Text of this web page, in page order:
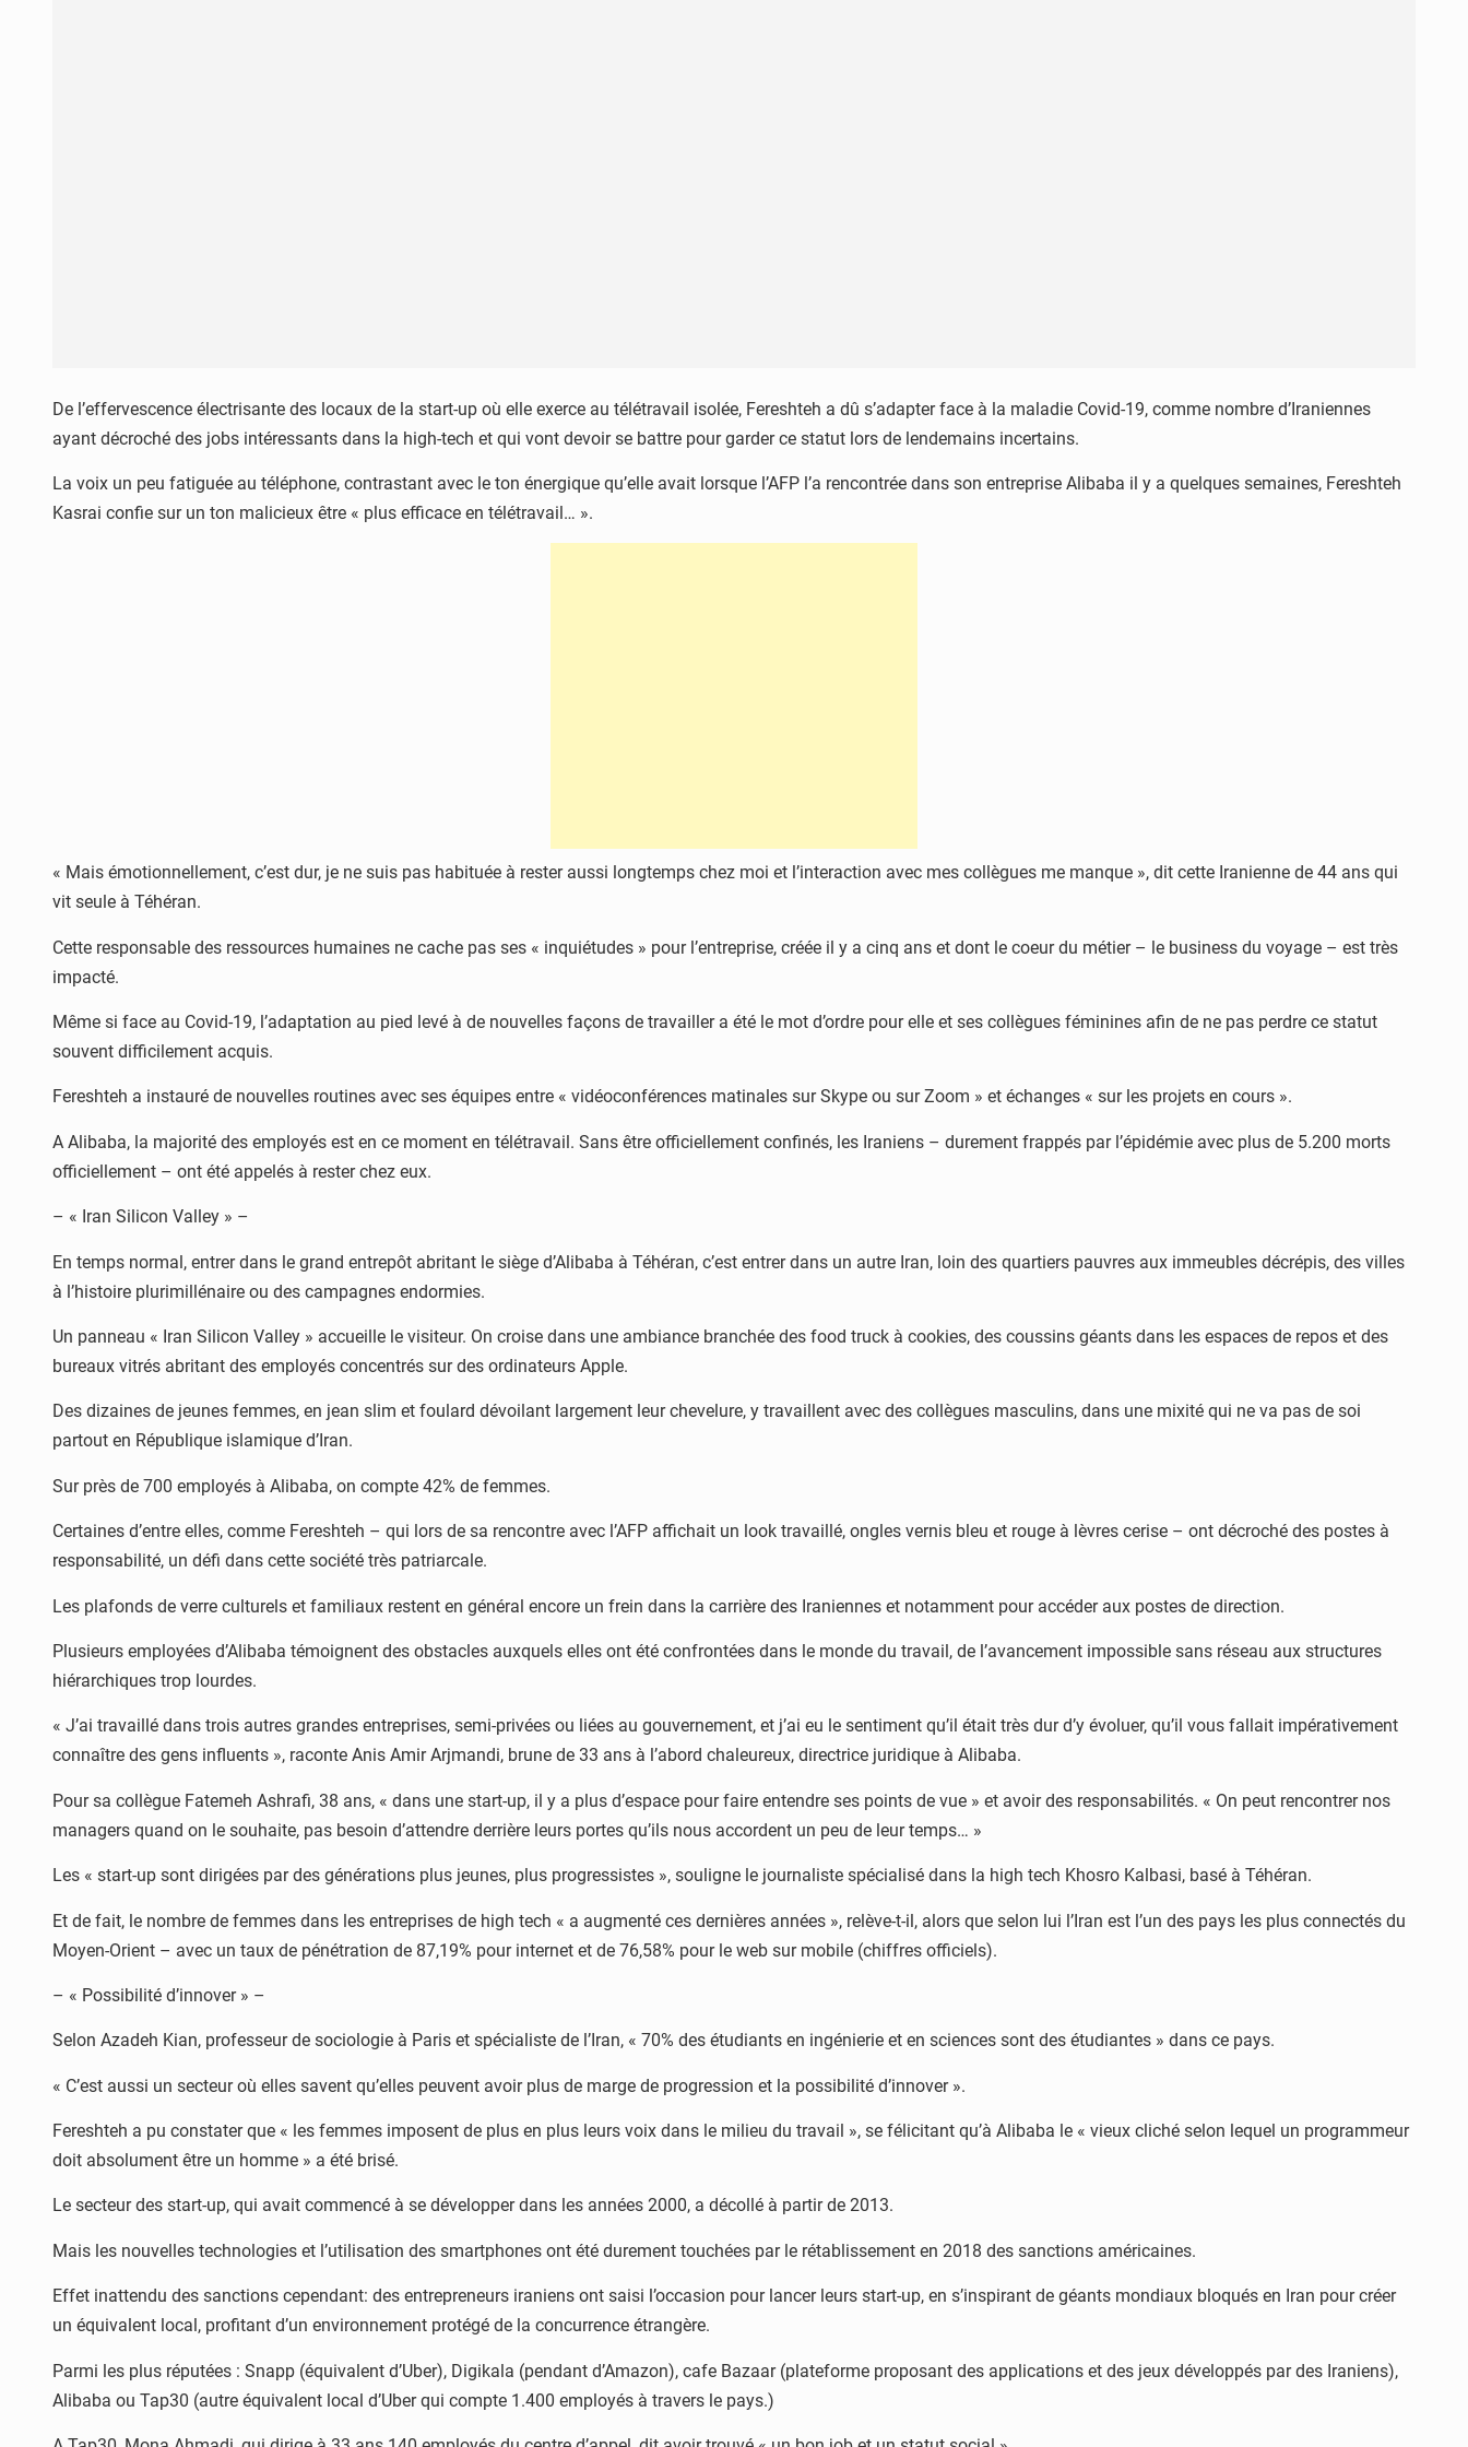
De l’effervescence électrisante des locaux de la start-up où elle exerce au télétravail isolée, Fereshteh a dû s’adapter face à la maladie Covid-19, comme nombre d’Iraniennes
ayant décroché des jobs intéressants dans la high-tech et qui vont devoir se battre pour garder ce statut lors de lendemains incertains.
La voix un peu fatiguée au téléphone, contrastant avec le ton énergique qu’elle avait lorsque l’AFP l’a rencontrée dans son entreprise Alibaba il y a quelques semaines, Fereshteh
Kasrai confie sur un ton malicieux être « plus efficace en télétravail… ».
« Mais émotionnellement, c’est dur, je ne suis pas habituée à rester aussi longtemps chez moi et l’interaction avec mes collègues me manque », dit cette Iranienne de 44 ans qui
vit seule à Téhéran.
Cette responsable des ressources humaines ne cache pas ses « inquiétudes » pour l’entreprise, créée il y a cinq ans et dont le coeur du métier – le business du voyage – est très
impacté.
Même si face au Covid-19, l’adaptation au pied levé à de nouvelles façons de travailler a été le mot d’ordre pour elle et ses collègues féminines afin de ne pas perdre ce statut
souvent difficilement acquis.
Fereshteh a instauré de nouvelles routines avec ses équipes entre « vidéoconférences matinales sur Skype ou sur Zoom » et échanges « sur les projets en cours ».
A Alibaba, la majorité des employés est en ce moment en télétravail. Sans être officiellement confinés, les Iraniens – durement frappés par l’épidémie avec plus de 5.200 morts
officiellement – ont été appelés à rester chez eux.
– « Iran Silicon Valley » –
En temps normal, entrer dans le grand entrepôt abritant le siège d’Alibaba à Téhéran, c’est entrer dans un autre Iran, loin des quartiers pauvres aux immeubles décrépis, des villes
à l’histoire plurimillénaire ou des campagnes endormies.
Un panneau « Iran Silicon Valley » accueille le visiteur. On croise dans une ambiance branchée des food truck à cookies, des coussins géants dans les espaces de repos et des
bureaux vitrés abritant des employés concentrés sur des ordinateurs Apple.
Des dizaines de jeunes femmes, en jean slim et foulard dévoilant largement leur chevelure, y travaillent avec des collègues masculins, dans une mixité qui ne va pas de soi
partout en République islamique d’Iran.
Sur près de 700 employés à Alibaba, on compte 42% de femmes.
Certaines d’entre elles, comme Fereshteh – qui lors de sa rencontre avec l’AFP affichait un look travaillé, ongles vernis bleu et rouge à lèvres cerise – ont décroché des postes à
responsabilité, un défi dans cette société très patriarcale.
Les plafonds de verre culturels et familiaux restent en général encore un frein dans la carrière des Iraniennes et notamment pour accéder aux postes de direction.
Plusieurs employées d’Alibaba témoignent des obstacles auxquels elles ont été confrontées dans le monde du travail, de l’avancement impossible sans réseau aux structures
hiérarchiques trop lourdes.
« J’ai travaillé dans trois autres grandes entreprises, semi-privées ou liées au gouvernement, et j’ai eu le sentiment qu’il était très dur d’y évoluer, qu’il vous fallait impérativement
connaître des gens influents », raconte Anis Amir Arjmandi, brune de 33 ans à l’abord chaleureux, directrice juridique à Alibaba.
Pour sa collègue Fatemeh Ashrafi, 38 ans, « dans une start-up, il y a plus d’espace pour faire entendre ses points de vue » et avoir des responsabilités. « On peut rencontrer nos
managers quand on le souhaite, pas besoin d’attendre derrière leurs portes qu’ils nous accordent un peu de leur temps… »
Les « start-up sont dirigées par des générations plus jeunes, plus progressistes », souligne le journaliste spécialisé dans la high tech Khosro Kalbasi, basé à Téhéran.
Et de fait, le nombre de femmes dans les entreprises de high tech « a augmenté ces dernières années », relève-t-il, alors que selon lui l’Iran est l’un des pays les plus connectés du
Moyen-Orient – avec un taux de pénétration de 87,19% pour internet et de 76,58% pour le web sur mobile (chiffres officiels).
– « Possibilité d’innover » –
Selon Azadeh Kian, professeur de sociologie à Paris et spécialiste de l’Iran, « 70% des étudiants en ingénierie et en sciences sont des étudiantes » dans ce pays.
« C’est aussi un secteur où elles savent qu’elles peuvent avoir plus de marge de progression et la possibilité d’innover ».
Fereshteh a pu constater que « les femmes imposent de plus en plus leurs voix dans le milieu du travail », se félicitant qu’à Alibaba le « vieux cliché selon lequel un programmeur
doit absolument être un homme » a été brisé.
Le secteur des start-up, qui avait commencé à se développer dans les années 2000, a décollé à partir de 2013.
Mais les nouvelles technologies et l’utilisation des smartphones ont été durement touchées par le rétablissement en 2018 des sanctions américaines.
Effet inattendu des sanctions cependant: des entrepreneurs iraniens ont saisi l’occasion pour lancer leurs start-up, en s’inspirant de géants mondiaux bloqués en Iran pour créer
un équivalent local, profitant d’un environnement protégé de la concurrence étrangère.
Parmi les plus réputées : Snapp (équivalent d’Uber), Digikala (pendant d’Amazon), cafe Bazaar (plateforme proposant des applications et des jeux développés par des Iraniens),
Alibaba ou Tap30 (autre équivalent local d’Uber qui compte 1.400 employés à travers le pays.)